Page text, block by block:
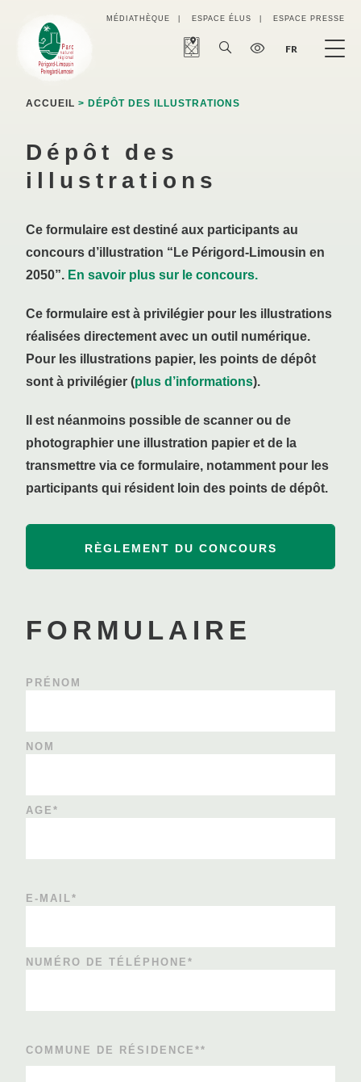
MÉDIATHÈQUE ESPACE ÉLUS ESPACE PRESSE
FR
ACCUEIL > DÉPÔT DES ILLUSTRATIONS
Dépôt des
illustrations
Ce formulaire est destiné aux participants au
concours d’illustration “Le Périgord-Limousin en
2050”. En savoir plus sur le concours.
Ce formulaire est à privilégier pour les illustrations
réalisées directement avec un outil numérique.
Pour les illustrations papier, les points de dépôt
sont à privilégier (plus d’informations).
Il est néanmoins possible de scanner ou de
photographier une illustration papier et de la
transmettre via ce formulaire, notamment pour les
participants qui résident loin des points de dépôt.
RÈGLEMENT DU CONCOURS
FORMULAIRE
PRÉNOM
NOM
AGE*
E-MAIL*
NUMÉRO DE TÉLÉPHONE*
COMMUNE DE RÉSIDENCE**